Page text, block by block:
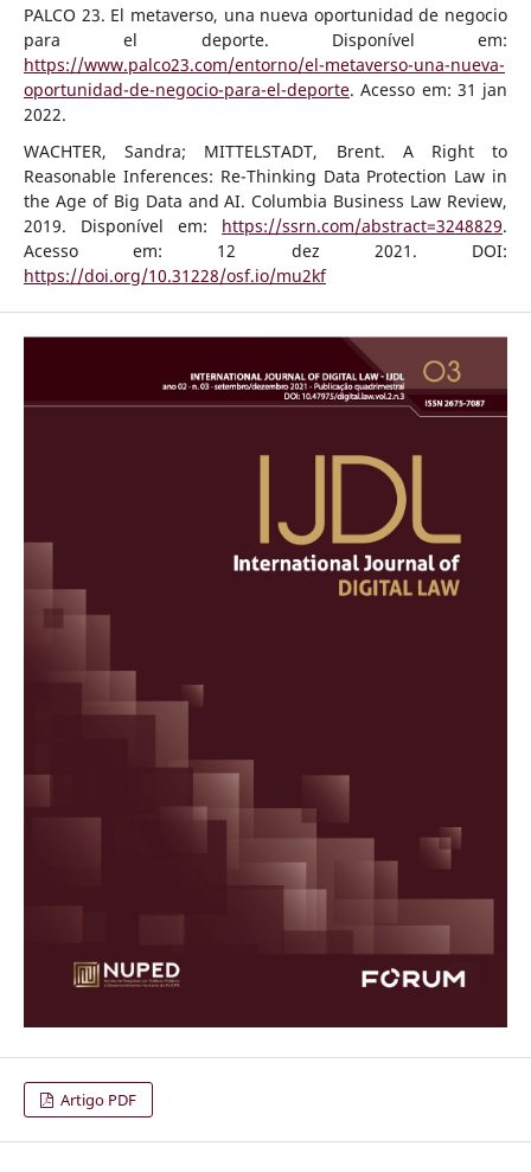
PALCO 23. El metaverso, una nueva oportunidad de negocio
para el deporte. Disponível em:
https://www.palco23.com/entorno/el-metaverso-una-nueva-
oportunidad-de-negocio-para-el-deporte. Acesso em: 31 jan
2022.
WACHTER, Sandra; MITTELSTADT, Brent. A Right to
Reasonable Inferences: Re-Thinking Data Protection Law in
the Age of Big Data and AI. Columbia Business Law Review,
2019. Disponível em: https://ssrn.com/abstract=3248829.
Acesso em: 12 dez 2021. DOI:
https://doi.org/10.31228/osf.io/mu2kf
Artigo PDF